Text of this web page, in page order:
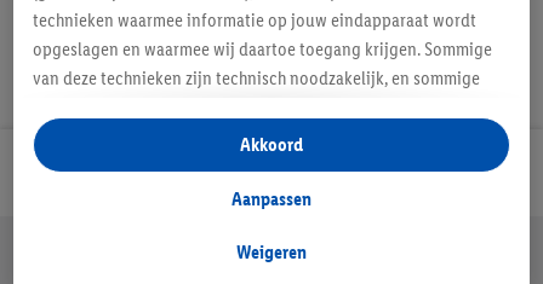
Lidl Nieuwsbrief
Jouw voordelen bij ons als Lidl webshop klant
technieken waarmee informatie op jouw eindapparaat wordt
opgeslagen en waarmee wij daartoe toegang krijgen. Sommige
van deze technieken zijn technisch noodzakelijk, en sommige
opslaan van voorkeursinstellingen, het verzamelen en
analyseren van statistieken of voor het tonen van
gepersonaliseerde reclame binnen en buiten de Lidl-diensten.
gegevens over jouw aankoopgedrag in de winkel ook voor de
Weigeren
Aanpassen
Akkoord